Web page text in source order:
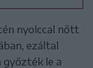
nyolccal nőtt
ezáltal
győzték le a